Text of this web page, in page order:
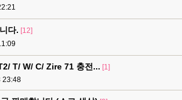
다. [12]
T/ W/ C/ Zire 71 충전... [1]
23:48